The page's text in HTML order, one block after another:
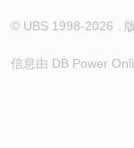
© UBS 1998-2026 .
信息由 DB Power